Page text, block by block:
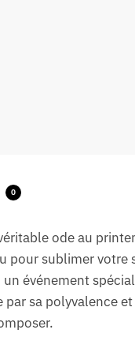
0
ode au
pour sublimer votre
événement
sa polyvalence